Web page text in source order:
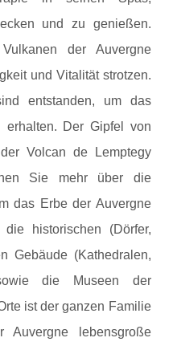
und zu genießen.
der Auvergne
und Vitalität strotzen.
entstanden, um das
erhalten. Der Gipfel von
Volcan de Lemptegy
Sie mehr über die
das Erbe der Auvergne
historischen (Dörfer,
Gebäude (Kathedralen,
die Museen der
ist der ganzen Familie
lebensgroße